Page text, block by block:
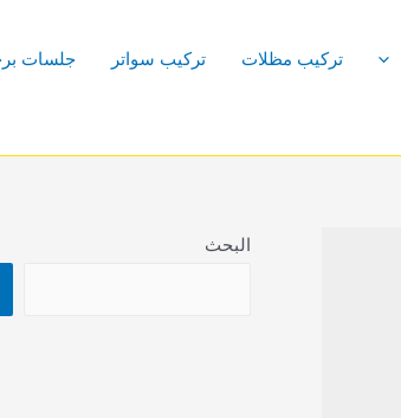
تركيب مظلات تركيب سواتر
جلسات
البحث